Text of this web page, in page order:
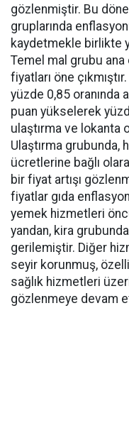
gözlenmiştir. Bu
gruplarında
kaydetmekle birlikte
Temel mal grubu
fiyatları öne
yüzde 0,85 oranında
puan yükselerek
ulaştırma ve lokanta
Ulaştırma grubunda,
ücretlerine bağlı
bir fiyat artışı
fiyatlar gıda
yemek hizmetleri
yandan, kira
gerilemiştir. Diğer
seyir korunmuş,
sağlık hizmetleri
gözlenmeye devam